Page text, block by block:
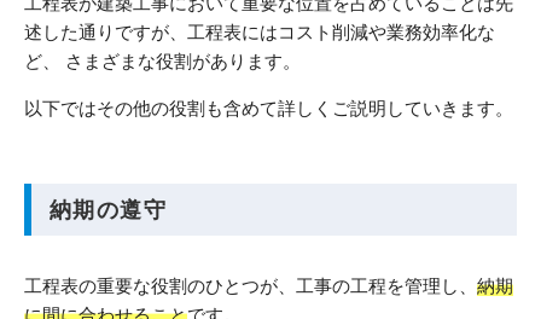
述した通りですが、工程表にはコスト削減や業務効率化な
ど、 さまざまな役割があります。
以下ではその他の役割も含めて詳しくご説明していきます。
納期の遵守
工程表の重要な役割のひとつが、工事の工程を管理し、 納期
に間に合わせることです。